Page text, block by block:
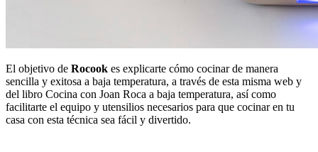
El objetivo de Rocook es explicarte cómo cocinar de manera
sencilla y exitosa a baja temperatura, a través de esta misma web y
del libro Cocina con Joan Roca a baja temperatura, así como
facilitarte el equipo y utensilios necesarios para que cocinar en tu
casa con esta técnica sea fácil y divertido.